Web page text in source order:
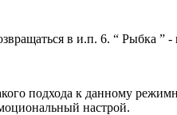
в и.п. 6. “ Рыбка
подхода к данному
настрой.